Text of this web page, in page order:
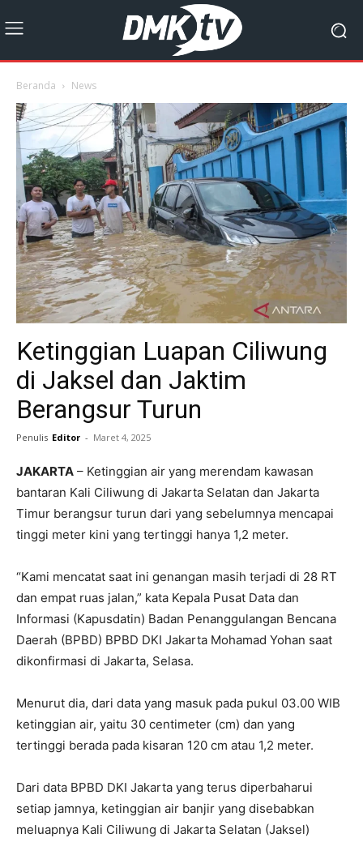
Beranda News
Ketinggian Luapan Ciliwung
di Jaksel dan Jaktim
Berangsur Turun
Penulis Editor - Maret 4, 2025
JAKARTA – Ketinggian air yang merendam kawasan
bantaran Kali Ciliwung di Jakarta Selatan dan Jakarta
Timur berangsur turun dari yang sebelumnya mencapai
tinggi meter kini yang tertinggi hanya 1,2 meter.
“Kami mencatat saat ini genangan masih terjadi di 28 RT
dan empat ruas jalan,” kata Kepala Pusat Data dan
Informasi (Kapusdatin) Badan Penanggulangan Bencana
Daerah (BPBD) BPBD DKI Jakarta Mohamad Yohan saat
dikonfirmasi di Jakarta, Selasa.
Menurut dia, dari data yang masuk pada pukul 03.00 WIB
ketinggian air, yaitu 30 centimeter (cm) dan yang
tertinggi berada pada kisaran 120 cm atau 1,2 meter.
Dari data BPBD DKI Jakarta yang terus diperbaharui
setiap jamnya, ketinggian air banjir yang disebabkan
meluapnya Kali Ciliwung di Jakarta Selatan (Jaksel)